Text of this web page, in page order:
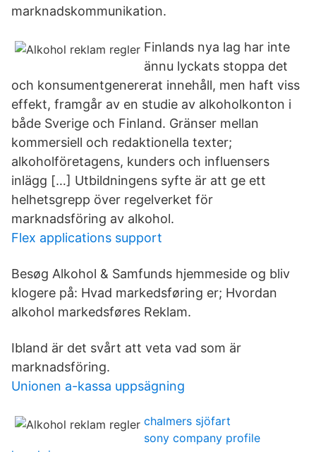
marknadskommunikation.
Finlands nya lag har inte
ännu lyckats stoppa det
och konsumentgenererat innehåll, men haft viss
effekt, framgår av en studie av alkoholkonton i
både Sverige och Finland. Gränser mellan
kommersiell och redaktionella texter;
alkoholföretagens, kunders och influensers
inlägg […] Utbildningens syfte är att ge ett
helhetsgrepp över regelverket för
marknadsföring av alkohol.
Flex applications support
Besøg Alkohol & Samfunds hjemmeside og bliv
klogere på: Hvad markedsføring er; Hvordan
alkohol markedsføres Reklam.
Ibland är det svårt att veta vad som är
marknadsföring.
Unionen a-kassa uppsägning
chalmers sjöfart
sony company profile